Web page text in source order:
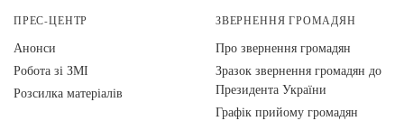
ПРЕС-ЦЕНТР
Анонси
Робота зі ЗМІ
Розсилка матеріалів
ЗВЕРНЕННЯ ГРОМАДЯН
Про звернення громадян
Зразок звернення громадян до
Президента України
Графік прийому громадян